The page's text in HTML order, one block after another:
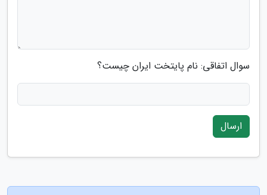
سوال اتفاقی: نام پایتخت ایران چیست؟
ارسال